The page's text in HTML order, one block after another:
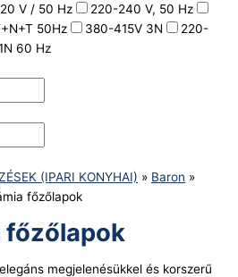
V / 50 Hz
220-240 V, 50 Hz
50Hz 380-415V 3N
220-
60 Hz
(IPARI KONYHAI) » Baron »
főzőlapok
főzőlapok
megjelenésükkel és korszerű